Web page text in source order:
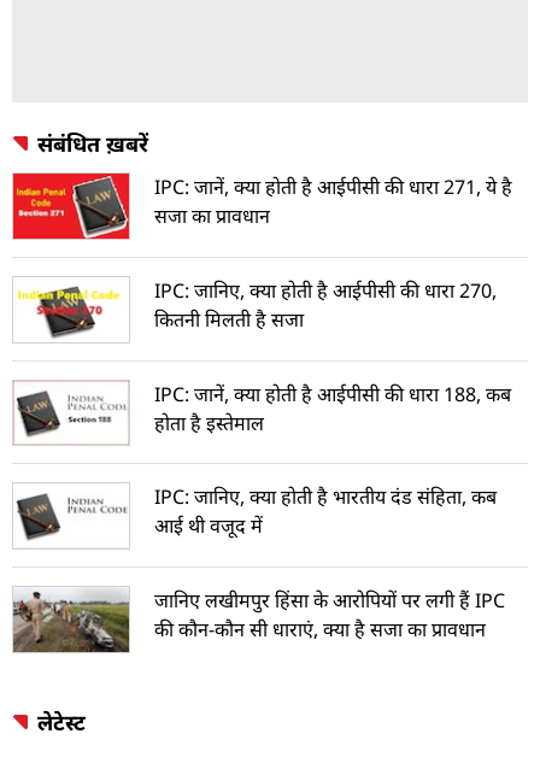
संबंधित ख़बरें
IPC: जानें, क्या होती है आईपीसी की धारा 271, ये है
सजा का प्रावधान
IPC: जानिए, क्या होती है आईपीसी की धारा 270,
कितनी मिलती है सजा
IPC: जानें, क्या होती है आईपीसी की धारा 188, कब
होता है इस्तेमाल
IPC: जानिए, क्या होती है भारतीय दंड संहिता, कब
आई थी वजूद में
जानिए लखीमपुर हिंसा के आरोपियों पर लगी हैं IPC
की कौन-कौन सी धाराएं, क्या है सजा का प्रावधान
लेटेस्ट